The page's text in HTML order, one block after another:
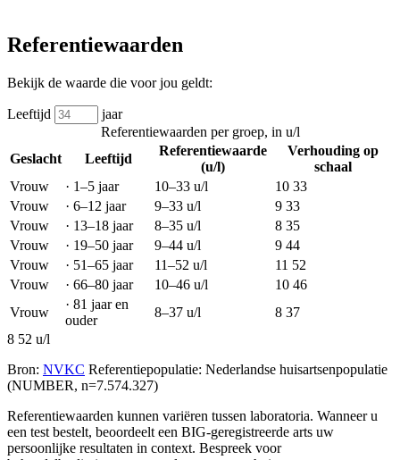
Referentiewaarden
Bekijk de waarde die voor jou geldt:
Leeftijd
jaar
Referentiewaarden per groep, in u/l
Geslacht
Leeftijd
Referentiewaarde
(u/l)
Verhouding op
schaal
Vrouw
· 1–5 jaar 10–33 u/l 10 33
Vrouw
· 6–12 jaar 9–33 u/l 9 33
Vrouw
· 13–18 jaar 8–35 u/l 8 35
Vrouw
· 19–50 jaar 9–44 u/l 9 44
Vrouw
· 51–65 jaar 11–52 u/l 11 52
Vrouw
· 66–80 jaar 10–46 u/l 10 46
Vrouw
· 81 jaar en
ouder
8–37 u/l 8 37
8 52 u/l
Bron: NVKC Referentiepopulatie: Nederlandse huisartsenpopulatie
(NUMBER, n=7.574.327)
Referentiewaarden kunnen variëren tussen laboratoria. Wanneer u
een test bestelt, beoordeelt een BIG-geregistreerde arts uw
persoonlijke resultaten in context. Bespreek voor